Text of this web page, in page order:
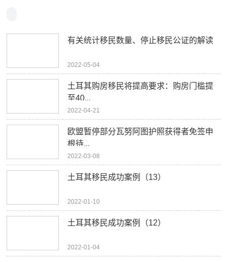
有关统计移民数量、停止移民公证的解读
2022-05-04
土耳其购房移民将提高要求：购房门槛提
至40...
2022-04-21
欧盟暂停部分瓦努阿图护照获得者免签申
根待...
2022-03-08
土耳其移民成功案例（13）
2022-01-10
土耳其移民成功案例（12）
2022-01-04